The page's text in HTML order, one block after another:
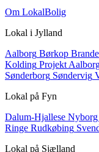
Om LokalBolig
Lokal i Jylland
Aalborg Børkop Brande
Kolding Projekt
Sønderborg Søndervig
Lokal på Fyn
Dalum-Hjallese Nyborg
Ringe Rudkøbing
Lokal på Sjælland